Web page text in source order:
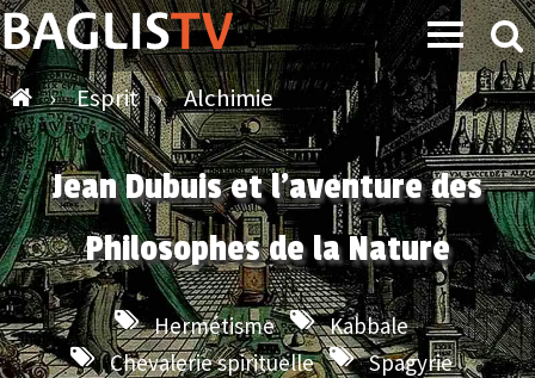
› Esprit › Alchimie
Jean Dubuis et l'aventure des
Philosophes de la Nature
Hermétisme
Kabbale
Chevalerie spirituelle
Spagyrie